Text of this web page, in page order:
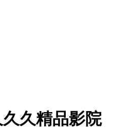
久精品影院